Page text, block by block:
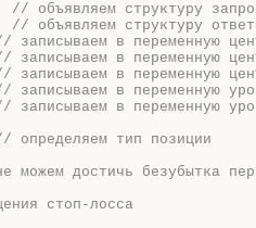
// объявляем структуру
// объявляем структуру
записываем в переменную
записываем в переменную
записываем в переменную
записываем в переменную
записываем в переменную
определяем тип позиции
достичь безубытка
стоп-лосса